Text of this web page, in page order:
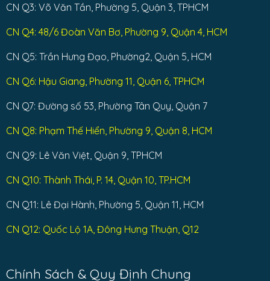
CN Q3: Võ Văn Tần, Phường 5, Quận 3, TPHCM
CN Q4: 48/6 Đoàn Văn Bơ, Phường 9, Quận 4, HCM
CN Q5: Trần Hưng Đạo, Phường2, Quận 5, HCM
CN Q6: Hậu Giang, Phường 11, Quận 6, TPHCM
CN Q7: Đường số 53, Phường Tân Quy, Quận 7
CN Q8: Phạm Thế Hiển, Phường 9, Quận 8, HCM
CN Q9: Lê Văn Việt, Quận 9, TPHCM
CN Q10: Thành Thái, P. 14, Quận 10, TP.HCM
CN Q11: Lê Đại Hành, Phường 5, Quận 11, HCM
CN Q12: Quốc Lộ 1A, Đông Hưng Thuận, Q12
Chính Sách & Quy Định Chung